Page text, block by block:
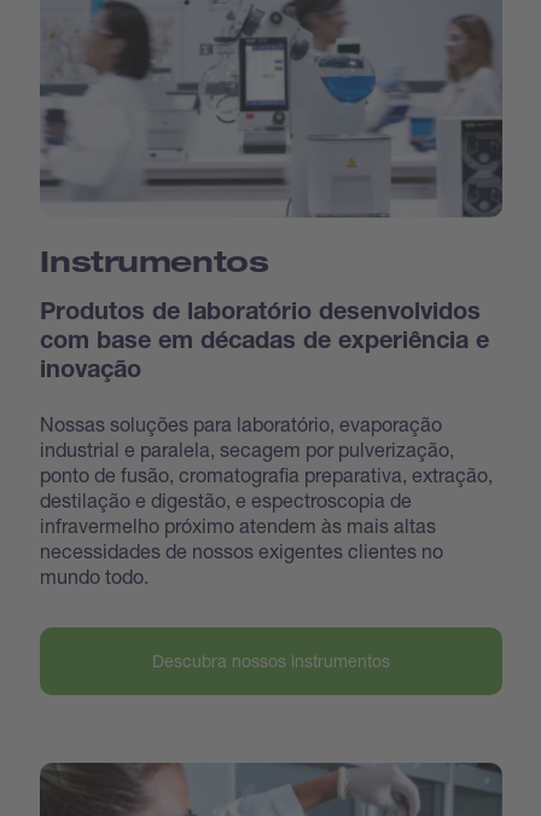
Instrumentos
Produtos de laboratório desenvolvidos
com base em décadas de experiência e
inovação
Nossas soluções para laboratório, evaporação
industrial e paralela, secagem por pulverização,
ponto de fusão, cromatografia preparativa, extração,
destilação e digestão, e espectroscopia de
infravermelho próximo atendem às mais altas
necessidades de nossos exigentes clientes no
mundo todo.
Descubra nossos instrumentos